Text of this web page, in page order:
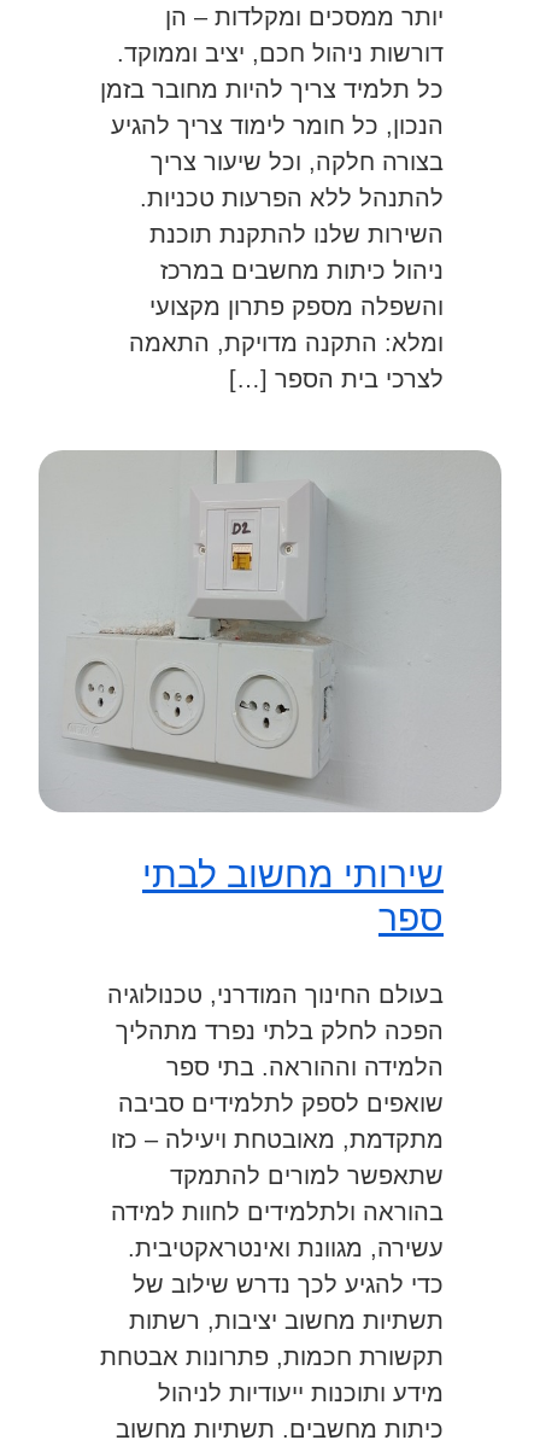
יותר ממסכים ומקלדות – הן
דורשות ניהול חכם, יציב וממוקד.
כל תלמיד צריך להיות מחובר בזמן
הנכון, כל חומר לימוד צריך להגיע
בצורה חלקה, וכל שיעור צריך
להתנהל ללא הפרעות טכניות.
השירות שלנו להתקנת תוכנת
ניהול כיתות מחשבים במרכז
והשפלה מספק פתרון מקצועי
ומלא: התקנה מדויקת, התאמה
לצרכי בית הספר […]
שירותי מחשוב לבתי
ספר
בעולם החינוך המודרני, טכנולוגיה
הפכה לחלק בלתי נפרד מתהליך
הלמידה וההוראה. בתי ספר
שואפים לספק לתלמידים סביבה
מתקדמת, מאובטחת ויעילה – כזו
שתאפשר למורים להתמקד
בהוראה ולתלמידים לחוות למידה
עשירה, מגוונת ואינטראקטיבית.
כדי להגיע לכך נדרש שילוב של
תשתיות מחשוב יציבות, רשתות
תקשורת חכמות, פתרונות אבטחת
מידע ותוכנות ייעודיות לניהול
כיתות מחשבים. תשתיות מחשוב